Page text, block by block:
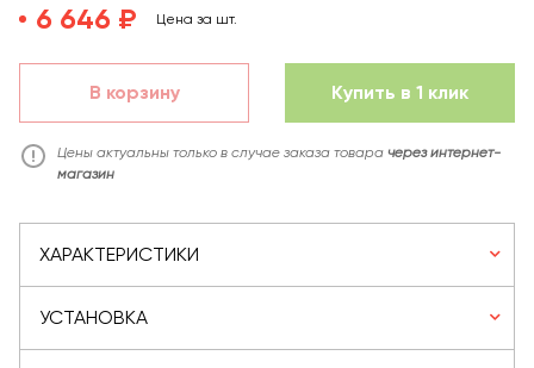
6 646 ₽ Цена за шт.
В корзину Купить в 1 клик
Цены актуальны только в случае заказа товара через интернет-
магазин
ХАРАКТЕРИСТИКИ
УСТАНОВКА